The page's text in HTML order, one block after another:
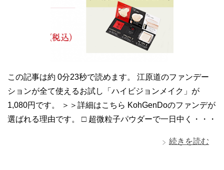
この記事は約 0分23秒で読めます。 江原道のファンデー
ションが全て使えるお試し「ハイビジョンメイク」が
1,080円です。 ＞＞詳細はこちら KohGenDoのファンデが
選ばれる理由です。 □ 超微粒子パウダーで一日中く・・・
続きを読む